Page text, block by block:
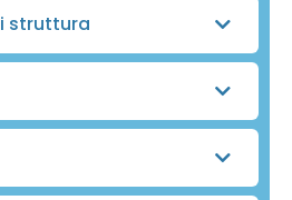
struttura